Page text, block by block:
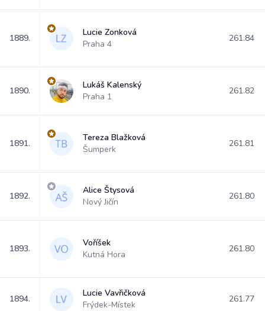
1889.
Lucie Zonková
Praha 4
261.84
1890.
Lukáš Kalenský
Praha 1
261.82
1891.
Tereza Blažková
Šumperk
261.81
1892.
Alice Štysová
Nový Jičín
261.80
1893.
Voříšek
Kutná Hora
261.80
1894.
Lucie Vavřičková
Frýdek-Místek
261.77